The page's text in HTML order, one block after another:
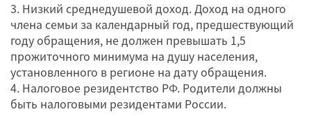
3. Низкий среднедушевой доход. Доход на одного
члена семьи за календарный год, предшествующий
году обращения, не должен превышать 1,5
прожиточного минимума на душу населения,
установленного в регионе на дату обращения.
4. Налоговое резидентство РФ. Родители должны
быть налоговыми резидентами России.